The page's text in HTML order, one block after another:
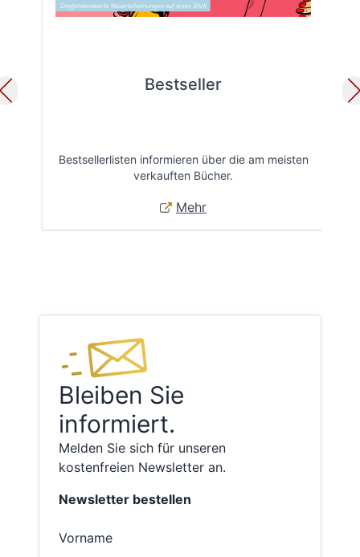
Bestseller
Bestsellerlisten informieren über die am meisten
verkauften Bücher.
Mehr
Bleiben Sie
informiert.
Melden Sie sich für unseren
kostenfreien Newsletter an.